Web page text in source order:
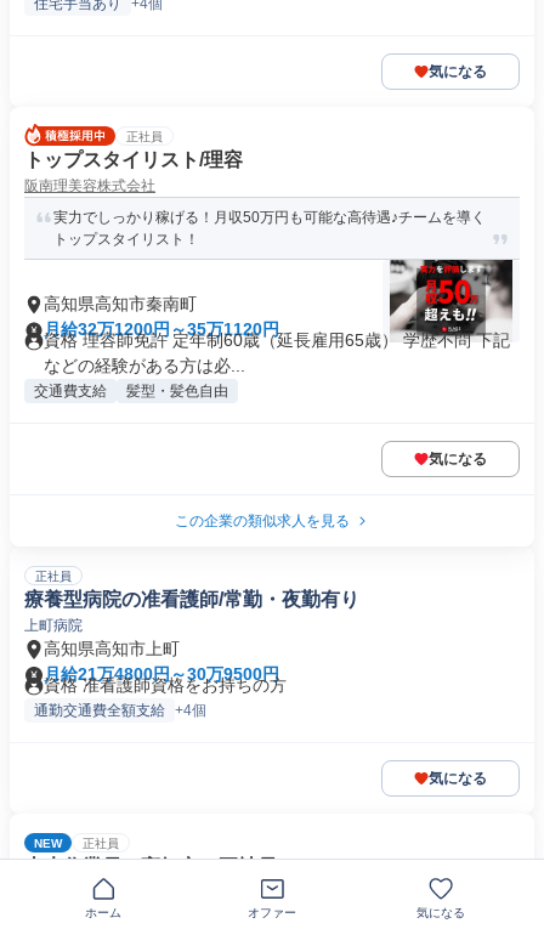
住宅手当あり +4個
気になる
正社員
トップスタイリスト/理容
阪南理美容株式会社
実力でしっかり稼げる！月収50万円も可能な高待遇♪チームを導く
トップスタイリスト！
高知県高知市秦南町
月給32万1200円～35万1120円
資格 理容師免許 定年制60歳（延長雇用65歳） 学歴不問 下記
などの経験がある方は必...
交通費支給 髪型・髪色自由
気になる
この企業の類似求人を見る
正社員
療養型病院の准看護師/常勤・夜勤有り
上町病院
高知県高知市上町
月給21万4800円～30万9500円
資格 准看護師資格をお持ちの方
通勤交通費全額支給 +4個
気になる
NEW 正社員
土木作業員 高知市 正社員
株式会社大谷興産
⭕月給30～35万円＋賞与年2回+退職金制度あり。経験者優遇★19
ホーム オファー 気になる